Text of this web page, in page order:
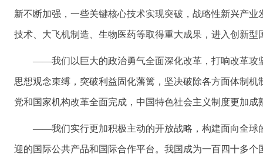
新不断加强，一些关键核心技术实现突破，战略性新兴产
技术、大飞机制造、生物医药等取得重大成果，进入创新型
——我们以巨大的政治勇气全面深化改革，打响改革攻
思想观念束缚，突破利益固化藩篱，坚决破除各方面体制
党和国家机构改革全面完成，中国特色社会主义制度更加
——我们实行更加积极主动的开放战略，构建面向全球
迎的国际公共产品和国际合作平台。我国成为一百四十多